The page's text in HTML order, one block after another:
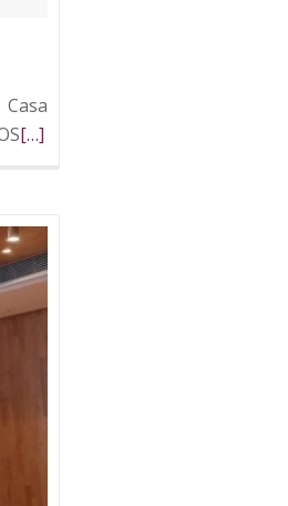
Leer
presenta
su
balance
[…]